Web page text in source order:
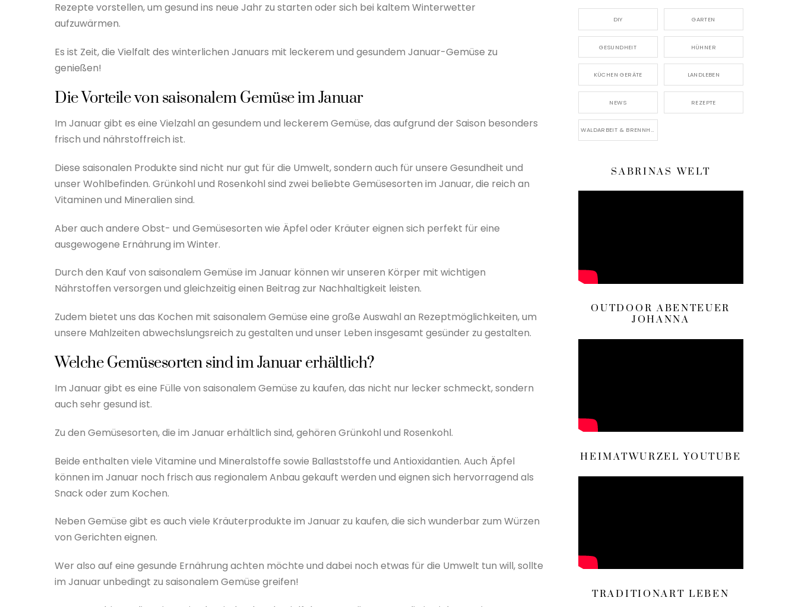
Rezepte vorstellen, um gesund ins neue Jahr zu starten oder sich bei kaltem Winterwetter
aufzuwärmen.
Es ist Zeit, die Vielfalt des winterlichen Januars mit leckerem und gesundem Januar-Gemüse zu
genießen!
Die Vorteile von saisonalem Gemüse im Januar
Im Januar gibt es eine Vielzahl an gesundem und leckerem Gemüse, das aufgrund der Saison besonders
frisch und nährstoffreich ist.
Diese saisonalen Produkte sind nicht nur gut für die Umwelt, sondern auch für unsere Gesundheit und
unser Wohlbefinden. Grünkohl und Rosenkohl sind zwei beliebte Gemüsesorten im Januar, die reich an
Vitaminen und Mineralien sind.
Aber auch andere Obst- und Gemüsesorten wie Äpfel oder Kräuter eignen sich perfekt für eine
ausgewogene Ernährung im Winter.
Durch den Kauf von saisonalem Gemüse im Januar können wir unseren Körper mit wichtigen
Nährstoffen versorgen und gleichzeitig einen Beitrag zur Nachhaltigkeit leisten.
Zudem bietet uns das Kochen mit saisonalem Gemüse eine große Auswahl an Rezeptmöglichkeiten, um
unsere Mahlzeiten abwechslungsreich zu gestalten und unser Leben insgesamt gesünder zu gestalten.
Welche Gemüsesorten sind im Januar erhältlich?
Im Januar gibt es eine Fülle von saisonalem Gemüse zu kaufen, das nicht nur lecker schmeckt, sondern
auch sehr gesund ist.
Zu den Gemüsesorten, die im Januar erhältlich sind, gehören Grünkohl und Rosenkohl.
Beide enthalten viele Vitamine und Mineralstoffe sowie Ballaststoffe und Antioxidantien. Auch Äpfel
können im Januar noch frisch aus regionalem Anbau gekauft werden und eignen sich hervorragend als
Snack oder zum Kochen.
Neben Gemüse gibt es auch viele Kräuterprodukte im Januar zu kaufen, die sich wunderbar zum Würzen
von Gerichten eignen.
Wer also auf eine gesunde Ernährung achten möchte und dabei noch etwas für die Umwelt tun will, sollte
im Januar unbedingt zu saisonalem Gemüse greifen!
DIY GARTEN
GESUNDHEIT HÜHNER
KÜCHEN GERÄTE LANDLEBEN
NEWS REZEPTE
WALDARBEIT & BRENNHOLZ
SABRINAS WELT
OUTDOOR ABENTEUER
JOHANNA
HEIMATWURZEL YOUTUBE
TRADITIONART LEBEN